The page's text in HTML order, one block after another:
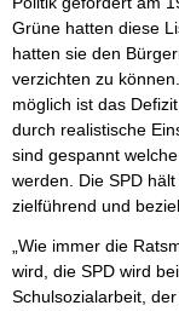
Grüne hatten diese
hatten sie den
verzichten zu
möglich ist das
durch realistische
sind gespannt
werden. Die SPD
zielführend und
„Wie immer die
wird, die SPD wird
Schulsozialarbeit,